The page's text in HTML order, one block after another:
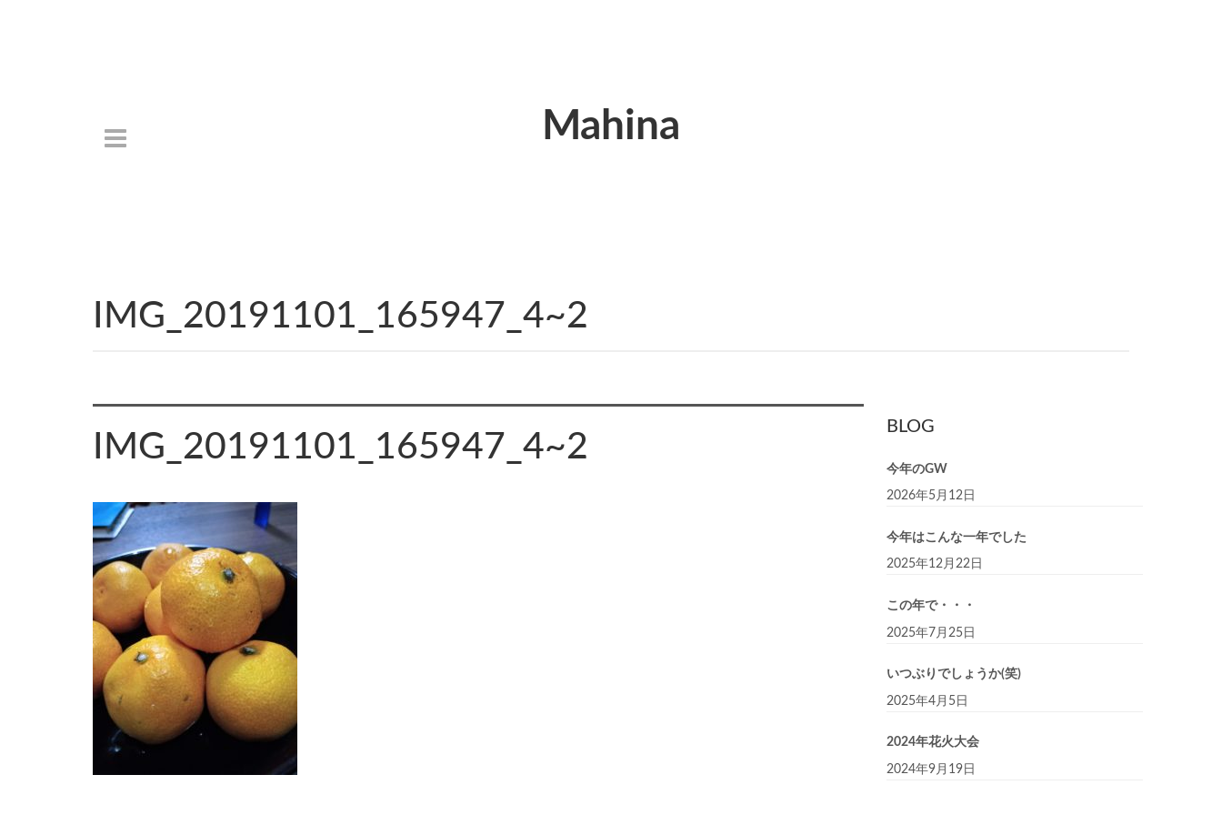
Mahina
IMG_20191101_165947_4~2
IMG_20191101_165947_4~2
BLOG
今年のGW
2026年5月12日
今年はこんな一年でした
2025年12月22日
この年で・・・
2025年7月25日
いつぶりでしょうか(笑)
2025年4月5日
2024年花火大会
2024年9月19日